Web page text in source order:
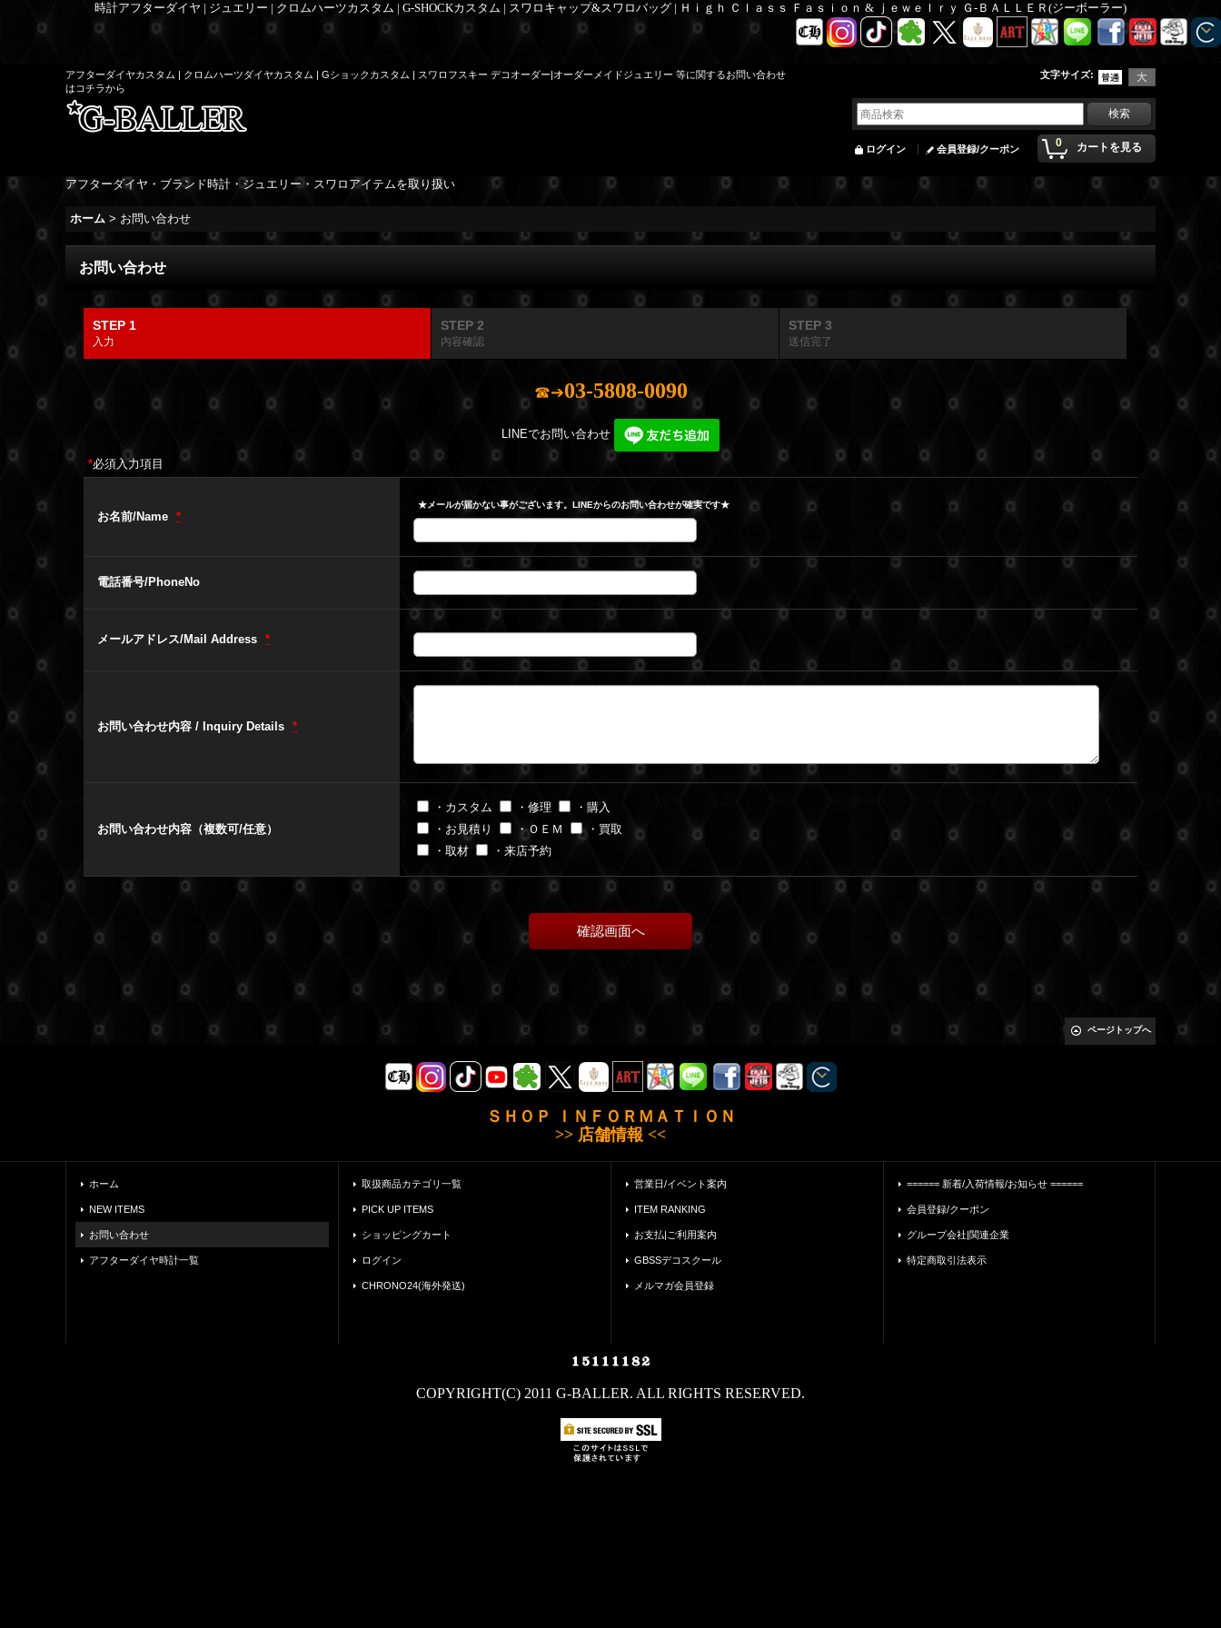
時計アフターダイヤ | ジュエリー | クロムハーツカスタム | G-SHOCKカスタム | スワロキャップ&スワロバッグ | Ｈｉｇｈ Ｃｌａｓｓ Ｆａｓｉｏｎ & ｊｅｗｅｌｒｙ Ｇ-ＢＡＬＬＥＲ(ジーボーラー)
アフターダイヤカスタム | クロムハーツダイヤカスタム | Gショックカスタム | スワロフスキー デコオーダー|オーダーメイドジュエリー 等に関するお問い合わせ
はコチラから
文字サイズ:
0 カートを見る
ログイン 会員登録/クーポン
アフターダイヤ・ブランド時計・ジュエリー・スワロアイテムを取り扱い
ホーム > お問い合わせ
お問い合わせ
STEP 1
入力
STEP 2
内容確認
STEP 3
送信完了
☎➔03-5808-0090
LINEでお問い合わせ
*必須入力項目
お名前/Name *
★メールが届かない事がございます。LINEからのお問い合わせが確実です★
電話番号/PhoneNo
メールアドレス/Mail Address *
お問い合わせ内容 / Inquiry Details *
お問い合わせ内容（複数可/任意）
・カスタム ・修理
・購入
・お見積り
・ＯＥＭ
・買取
・取材
・来店予約
ページトップへ
ＳＨＯＰ ＩＮＦＯＲＭＡＴＩＯＮ
>> 店舗情報 <<
ホーム
NEW ITEMS
お問い合わせ
アフターダイヤ時計一覧
取扱商品カテゴリ一覧
PICK UP ITEMS
ショッピングカート
ログイン
CHRONO24(海外発送)
営業日/イベント案内
ITEM RANKING
お支払|ご利用案内
GBSSデコスクール
メルマガ会員登録
====== 新着/入荷情報/お知らせ ======
会員登録/クーポン
グループ会社|関連企業
特定商取引法表示
COPYRIGHT(C) 2011 G-BALLER. ALL RIGHTS RESERVED.